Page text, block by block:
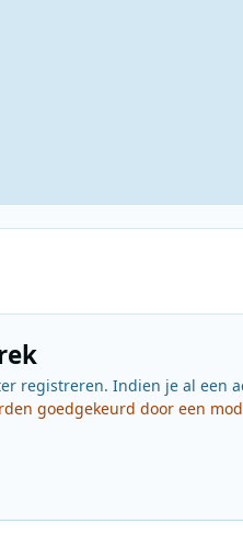
registreren. Indien je al een
goedgekeurd door een